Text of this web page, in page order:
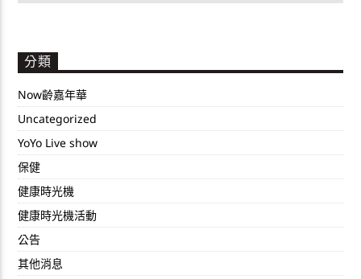
分類
Now齡嘉年華
Uncategorized
YoYo Live show
保健
健康時光機
健康時光機活動
公告
其他消息